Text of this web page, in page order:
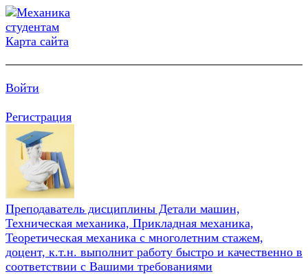
Карта сайта
Войти
Регистрация
Преподаватель дисциплины Детали машин,
Техническая механика, Прикладная механика,
Теоретическая механика с многолетним стажем,
доцент, к.т.н. выполнит работу быстро и качественно в
соответствии с Вашими требованиями